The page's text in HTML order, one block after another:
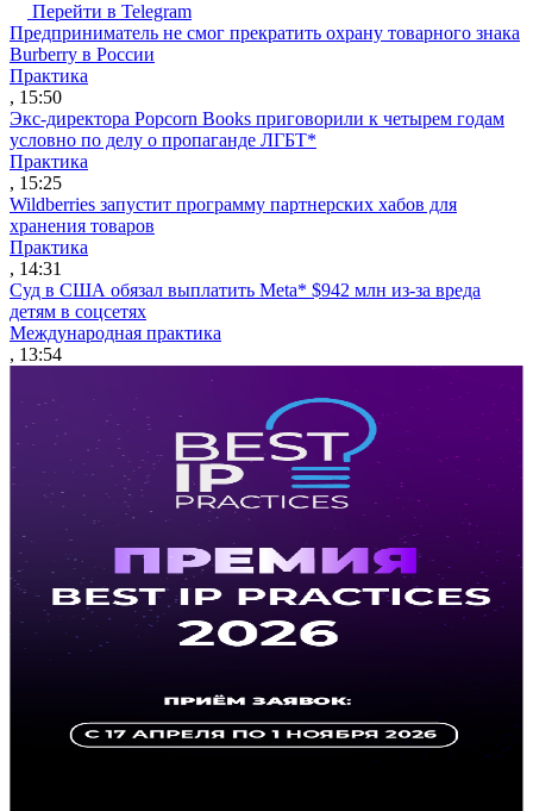
Перейти в Telegram
Предприниматель не смог прекратить охрану товарного знака
Burberry в России
Практика
, 15:50
Экс-директора Popcorn Books приговорили к четырем годам
условно по делу о пропаганде ЛГБТ*
Практика
, 15:25
Wildberries запустит программу партнерских хабов для
хранения товаров
Практика
, 14:31
Суд в США обязал выплатить Meta* $942 млн из-за вреда
детям в соцсетях
Международная практика
, 13:54